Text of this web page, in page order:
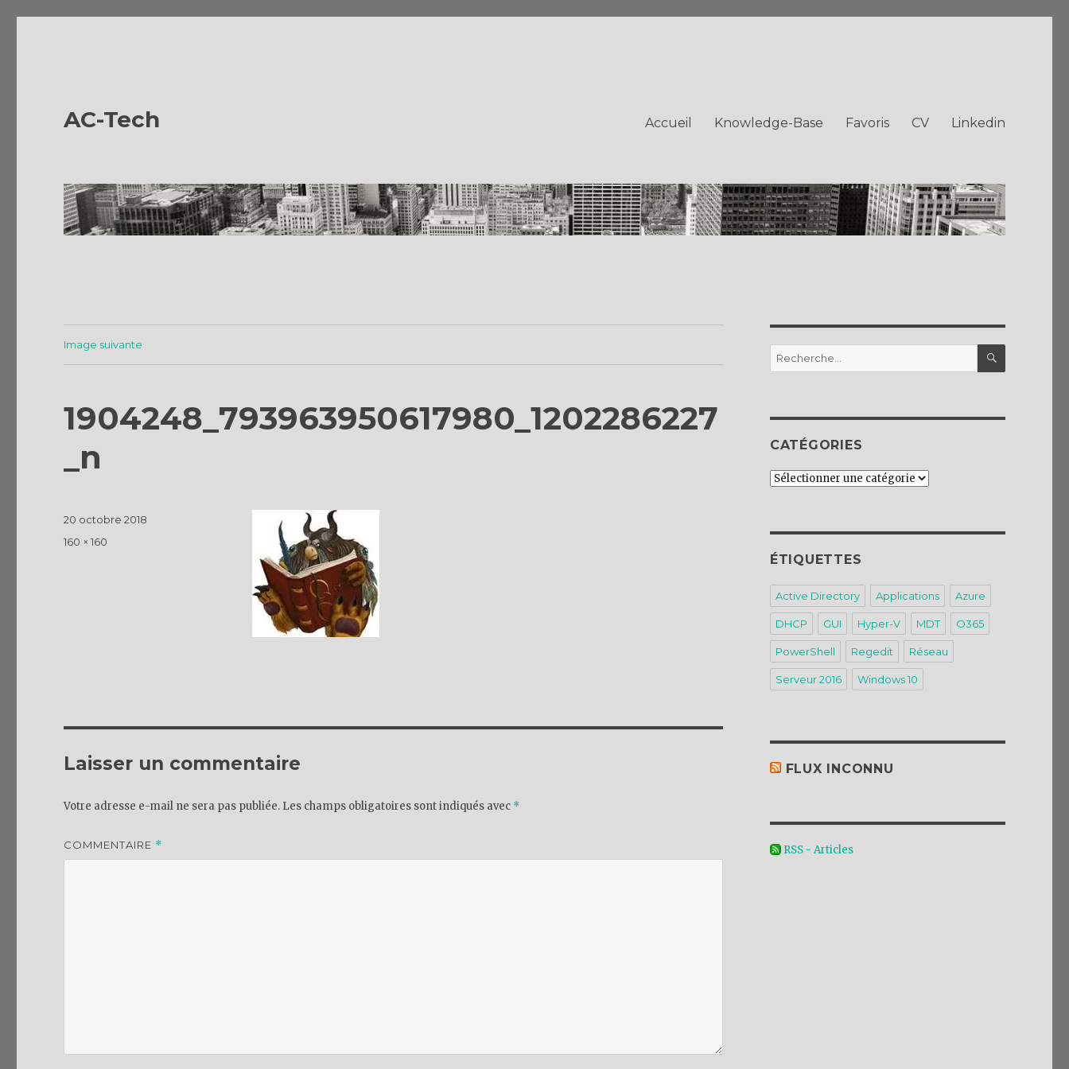
AC-Tech Accueil Knowledge-Base Favoris CV Linkedin
Image suivante
1904248_793963950617980_1202286227
_n
Publié
20 octobre 2018
Taille
160 × 160
Laisser un commentaire
Votre adresse e-mail ne sera pas publiée. Les champs obligatoires sont indiqués avec *
COMMENTAIRE *
Recherche
pour :
CATÉGORIES
Catégories
ÉTIQUETTES
Active Directory Applications Azure
DHCP GUI Hyper-V MDT O365
PowerShell Regedit Réseau
Serveur 2016 Windows 10
FLUX INCONNU
RSS - Articles